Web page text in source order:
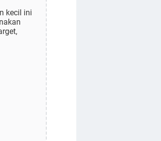
kecil ini